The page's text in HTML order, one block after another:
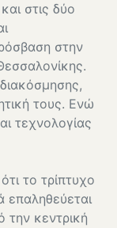
στις δύο
στην
τους. Ενώ
τεχνολογίας
το τρίπτυχο
επαληθεύεται
κεντρική